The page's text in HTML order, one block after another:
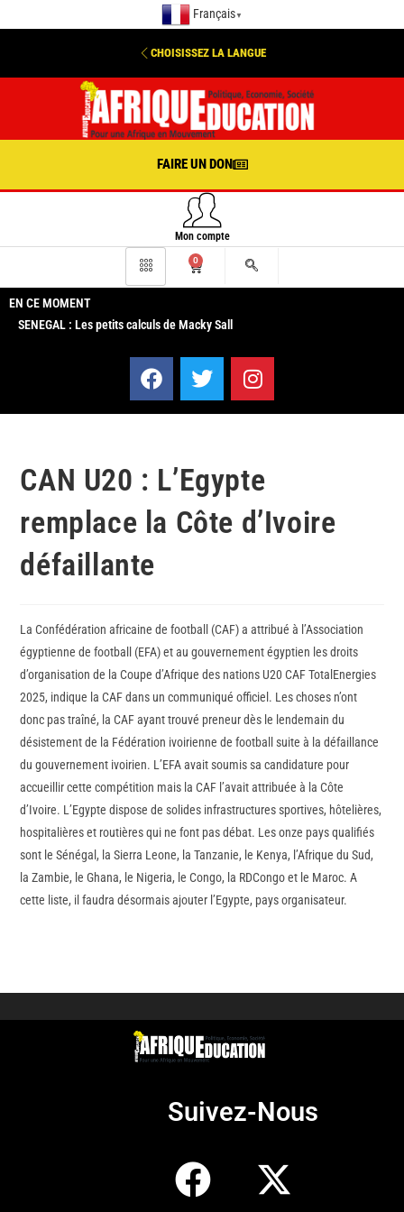
Français ▼
CHOISISSEZ LA LANGUE
FAIRE UN DON
Mon compte
0
EN CE MOMENT
SENEGAL : Les petits calculs de Macky Sall
CAN U20 : L’Egypte
remplace la Côte d’Ivoire
défaillante
La Confédération africaine de football (CAF) a attribué à l’Association
égyptienne de football (EFA) et au gouvernement égyptien les droits
d’organisation de la Coupe d’Afrique des nations U20 CAF TotalEnergies
2025, indique la CAF dans un communiqué officiel. Les choses n’ont
donc pas traîné, la CAF ayant trouvé preneur dès le lendemain du
désistement de la Fédération ivoirienne de football suite à la défaillance
du gouvernement ivoirien. L’EFA avait soumis sa candidature pour
accueillir cette compétition mais la CAF l’avait attribuée à la Côte
d’Ivoire. L’Egypte dispose de solides infrastructures sportives, hôtelières,
hospitalières et routières qui ne font pas débat. Les onze pays qualifiés
sont le Sénégal, la Sierra Leone, la Tanzanie, le Kenya, l’Afrique du Sud,
la Zambie, le Ghana, le Nigeria, le Congo, la RDCongo et le Maroc. A
cette liste, il faudra désormais ajouter l’Egypte, pays organisateur.
Suivez-Nous